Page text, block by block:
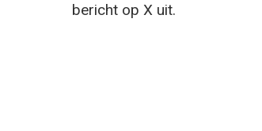
bericht op X uit.